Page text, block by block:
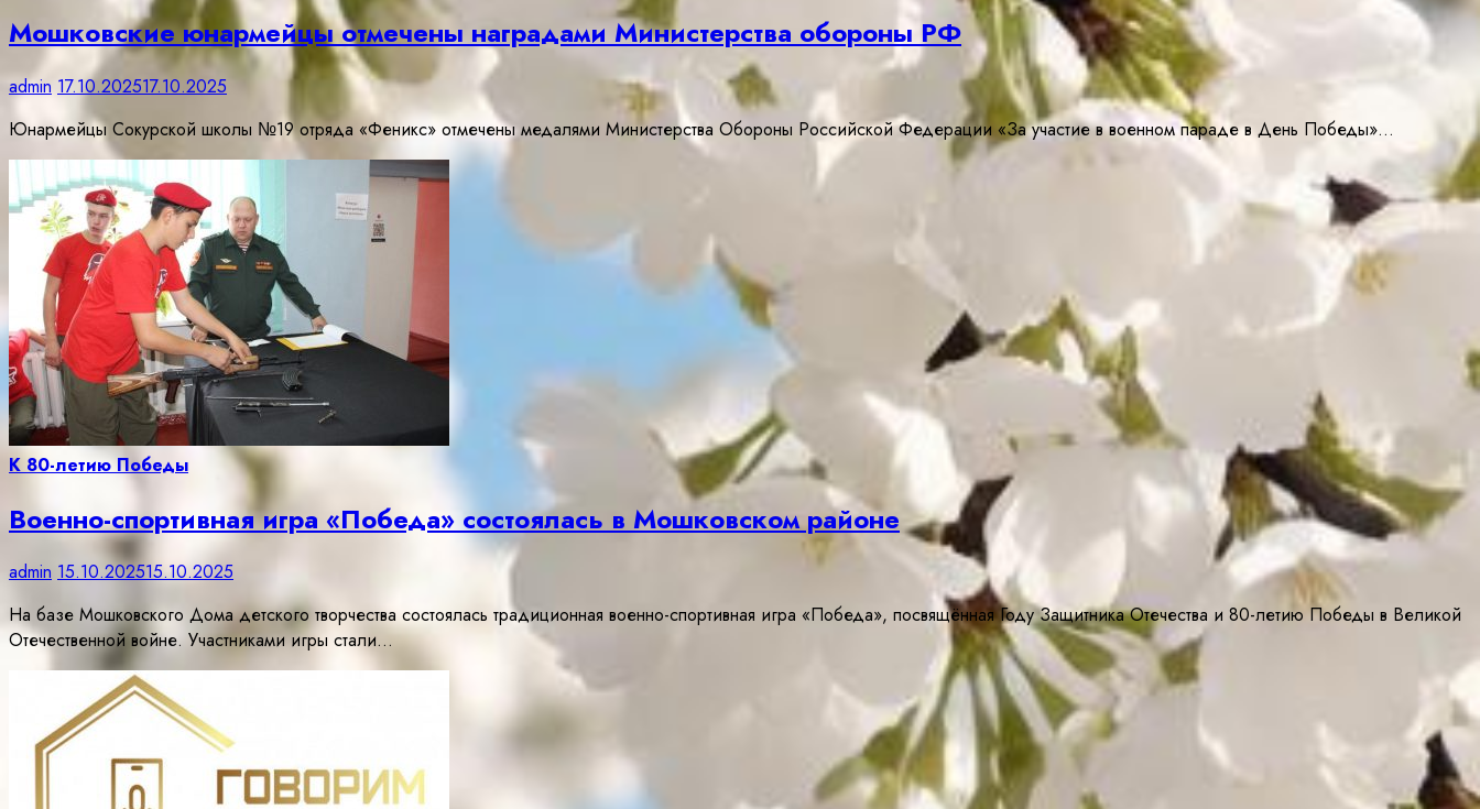
Мошковские юнармейцы отмечены наградами Министерства обороны РФ
admin 17.10.202517.10.2025
Юнармейцы Сокурской школы №19 отряда «Феникс» отмечены медалями Министерства Обороны Российской Федерации «За участие в военном параде в День Победы»…
К 80-летию Победы
Военно-спортивная игра «Победа» состоялась в Мошковском районе
admin 15.10.202515.10.2025
На базе Мошковского Дома детского творчества состоялась традиционная военно-спортивная игра «Победа», посвящённая Году Защитника Отечества и 80-летию Победы в Великой
Отечественной войне. Участниками игры стали…